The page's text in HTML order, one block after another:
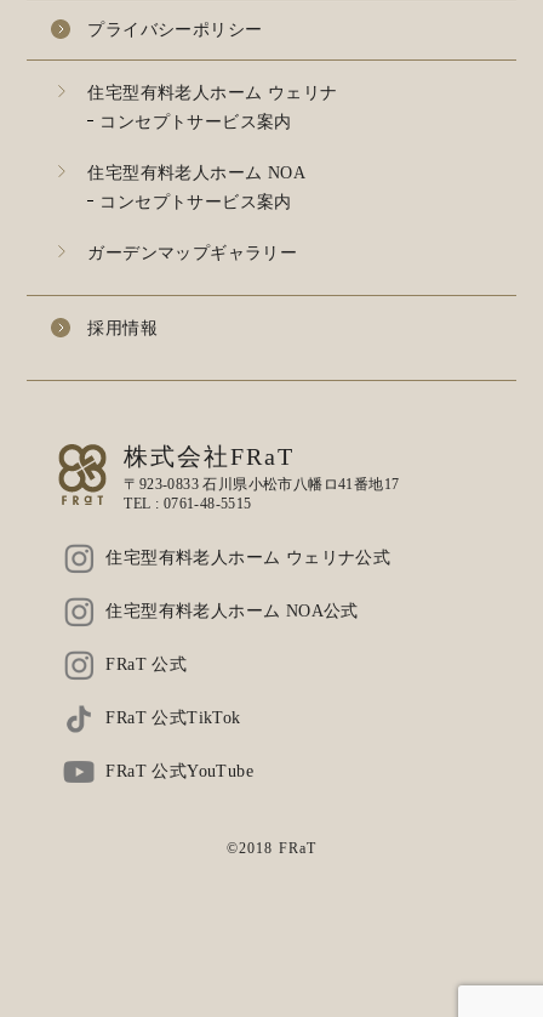
株式会社FRaT
〒923-0833 石川県小松市八幡ロ41番地17
TEL : 0761-48-5515
住宅型有料老人ホーム ウェリナ公式
住宅型有料老人ホーム NOA公式
FRaT 公式
FRaT 公式TikTok
FRaT 公式YouTube
プライバシーポリシー
住宅型有料老人ホーム ウェリナ
コンセプトサービス案内
住宅型有料老人ホーム NOA
コンセプトサービス案内
ガーデンマップギャラリー
採用情報
©2018 FRaT